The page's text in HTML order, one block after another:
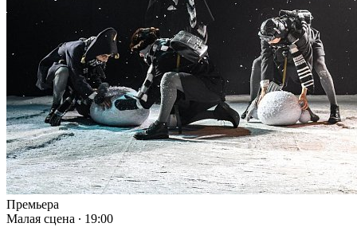
Премьера
Малая сцена ∙ 19:00